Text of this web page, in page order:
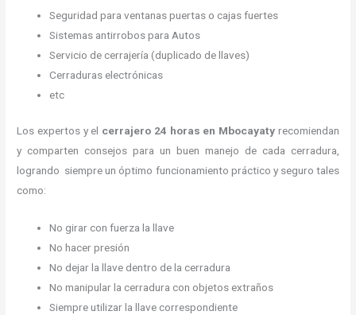
Seguridad para ventanas puertas o cajas fuertes
Sistemas antirrobos para Autos
Servicio de cerrajería (duplicado de llaves)
Cerraduras electrónicas
etc
Los expertos y el cerrajero 24 horas en Mbocayaty recomiendan
y comparten consejos para un buen manejo de cada cerradura,
logrando siempre un óptimo funcionamiento práctico y seguro tales
como:
No girar con fuerza la llave
No hacer presión
No dejar la llave dentro de la cerradura
No manipular la cerradura con objetos extraños
Siempre utilizar la llave correspondiente